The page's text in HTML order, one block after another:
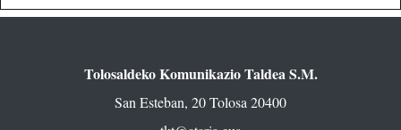
Tolosaldeko Komunikazio Taldea S.M.
San Esteban, 20 Tolosa 20400